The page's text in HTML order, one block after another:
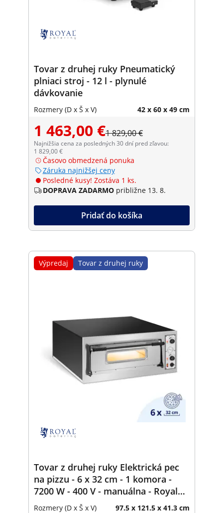
Tovar z druhej ruky Pneumatický
plniaci stroj - 12 l - plynulé
dávkovanie
Rozmery (D x Š x V) 42 x 60 x 49 cm
1 463,00 €1 829,00 €
Najnižšia cena za posledných 30 dní pred zľavou:
1 829,00 €
Časovo obmedzená ponuka
Záruka najnižšej ceny
Posledné kusy! Zostáva 1 ks.
DOPRAVA ZADARMO približne 13. 8.
Pridať do košíka
Výpredaj Tovar z druhej ruky
Tovar z druhej ruky Elektrická pec
na pizzu - 6 x 32 cm - 1 komora -
7200 W - 400 V - manuálna - Royal
Catering
Rozmery (D x Š x V) 97.5 x 121.5 x 41.3 cm